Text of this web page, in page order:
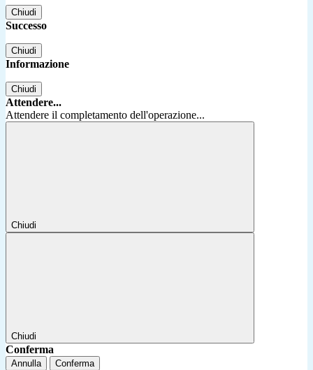
Chiudi
Successo
Chiudi
Informazione
Chiudi
Attendere...
Attendere il completamento dell'operazione...
Chiudi
Chiudi
Conferma
Annulla Conferma